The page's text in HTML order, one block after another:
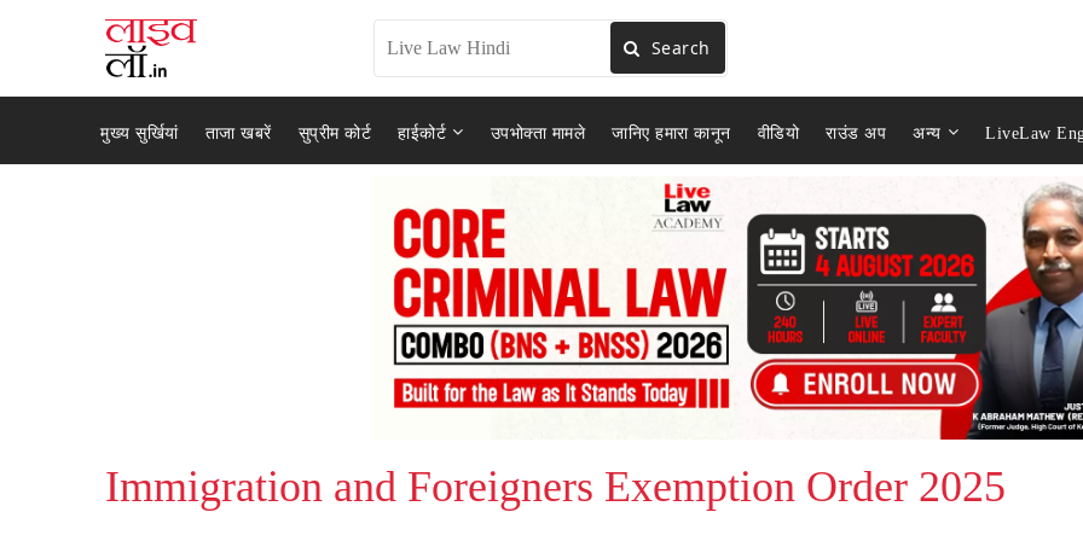
Search
मुख्य सुर्खियां ताजा खबरें सुप्रीम कोर्ट हाईकोर्ट उपभोक्ता मामले जानिए हमारा कानून वीडियो राउंड अप अन्य LiveLaw
Immigration and Foreigners Exemption Order 2025